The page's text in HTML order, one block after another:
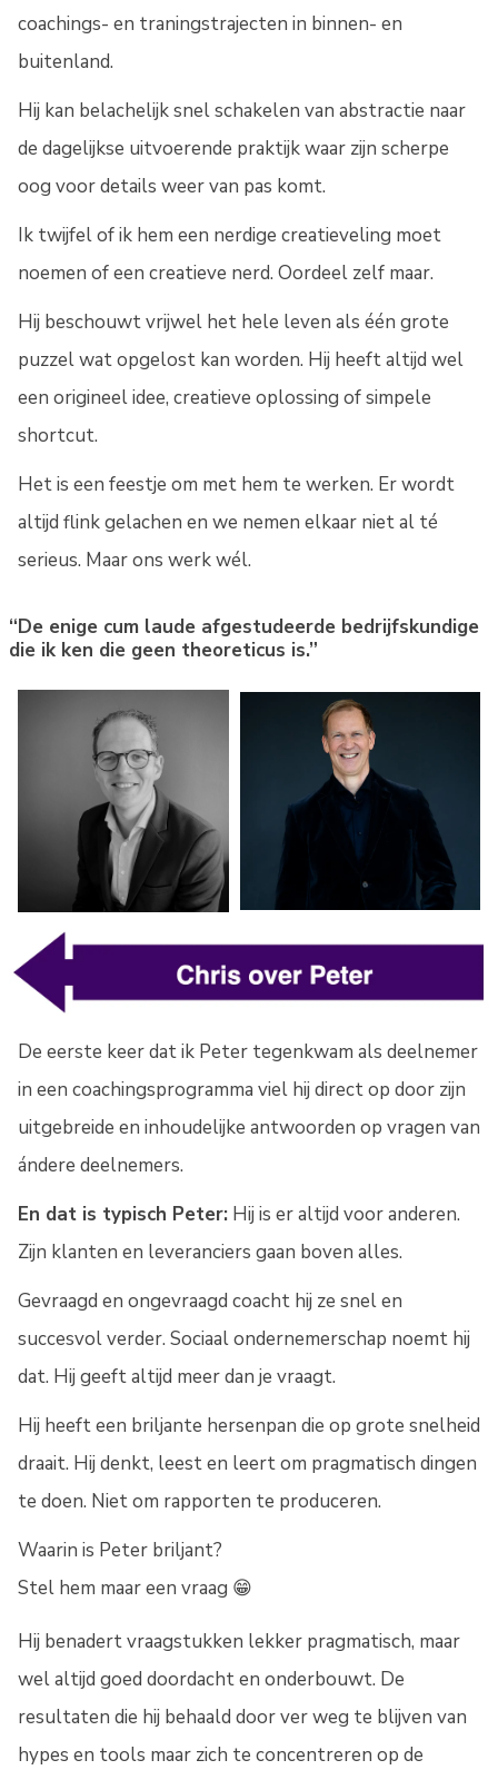
coachings- en traningstrajecten in binnen- en
buitenland.
Hij kan belachelijk snel schakelen van abstractie naar
de dagelijkse uitvoerende praktijk waar zijn scherpe
oog voor details weer van pas komt.
Ik twijfel of ik hem een nerdige creatieveling moet
noemen of een creatieve nerd. Oordeel zelf maar.
Hij beschouwt vrijwel het hele leven als één grote
puzzel wat opgelost kan worden. Hij heeft altijd wel
een origineel idee, creatieve oplossing of simpele
shortcut.
Het is een feestje om met hem te werken. Er wordt
altijd flink gelachen en we nemen elkaar niet al té
serieus. Maar ons werk wél.
“De enige cum laude afgestudeerde bedrijfskundige
die ik ken die geen theoreticus is.”
De eerste keer dat ik Peter tegenkwam als deelnemer
in een coachingsprogramma viel hij direct op door zijn
uitgebreide en inhoudelijke antwoorden op vragen van
ándere deelnemers.
En dat is typisch Peter: Hij is er altijd voor anderen.
Zijn klanten en leveranciers gaan boven alles.
Gevraagd en ongevraagd coacht hij ze snel en
succesvol verder. Sociaal ondernemerschap noemt hij
dat. Hij geeft altijd meer dan je vraagt.
Hij heeft een briljante hersenpan die op grote snelheid
draait. Hij denkt, leest en leert om pragmatisch dingen
te doen. Niet om rapporten te produceren.
Waarin is Peter briljant?
Stel hem maar een vraag 😁
Hij benadert vraagstukken lekker pragmatisch, maar
wel altijd goed doordacht en onderbouwt. De
resultaten die hij behaald door ver weg te blijven van
hypes en tools maar zich te concentreren op de